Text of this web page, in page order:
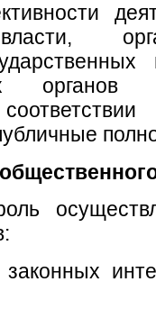
власти,
органов